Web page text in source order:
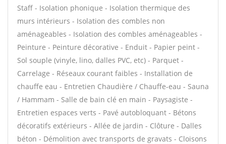
Staff - Isolation phonique - Isolation thermique des
murs intérieurs - Isolation des combles non
aménageables - Isolation des combles aménageables -
Peinture - Peinture décorative - Enduit - Papier peint -
Sol souple (vinyle, lino, dalles PVC, etc) - Parquet -
Carrelage - Réseaux courant faibles - Installation de
chauffe eau - Entretien Chaudière / Chauffe-eau - Sauna
/ Hammam - Salle de bain clé en main - Paysagiste -
Entretien espaces verts - Pavé autobloquant - Bétons
décoratifs extérieurs - Allée de jardin - Clôture - Dalles
béton - Démolition avec transports de gravats - Cloisons